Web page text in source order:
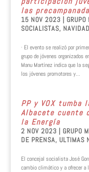
las
15 NOV 2023 |
SOCIALISTAS, NAVIDAD
· El evento se realizó por
grupo de jóvenes organizados
Manu Martínez indica que la
los jóvenes promotores y...
PP y VOX tumba
Albacete cuente
la Energía
2 NOV 2023 | GRUPO
DE PRENSA, ULTIMAS
El concejal socialista José
cambio climático y a ofrecer a